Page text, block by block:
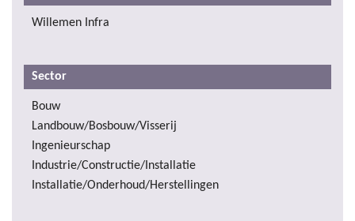
Willemen Infra
Sector
Bouw
Landbouw/Bosbouw/Visserij
Ingenieurschap
Industrie/Constructie/Installatie
Installatie/Onderhoud/Herstellingen